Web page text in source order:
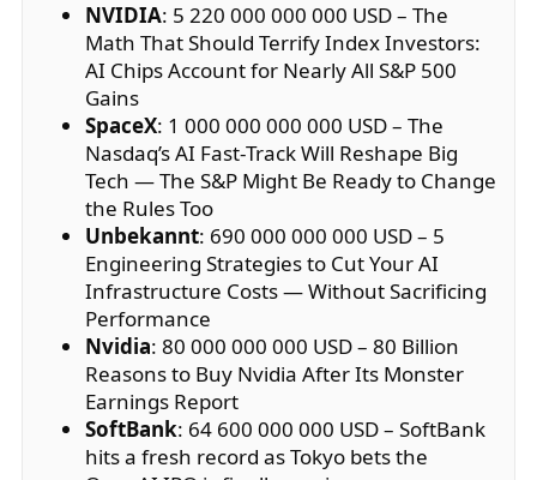
NVIDIA: 5 220 000 000 000 USD – The
Math That Should Terrify Index Investors:
AI Chips Account for Nearly All S&P 500
Gains
SpaceX: 1 000 000 000 000 USD – The
Nasdaq’s AI Fast‑Track Will Reshape Big
Tech — The S&P Might Be Ready to Change
the Rules Too
Unbekannt: 690 000 000 000 USD – 5
Engineering Strategies to Cut Your AI
Infrastructure Costs — Without Sacrificing
Performance
Nvidia: 80 000 000 000 USD – 80 Billion
Reasons to Buy Nvidia After Its Monster
Earnings Report
SoftBank: 64 600 000 000 USD – SoftBank
hits a fresh record as Tokyo bets the